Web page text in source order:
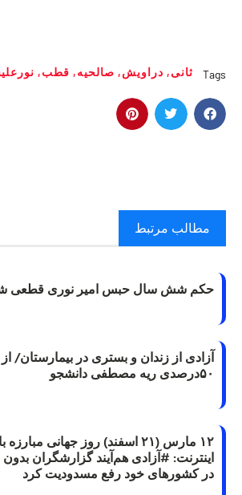
Tags ثانی, دراویش, صالحیه, قطب,
مطالب مرتبط
حکم شش سال حبس امیر نوری قطعی
آزادی از زندان و بستری در بیمارستان/ از
۵۰درصدی ریه مصطفی دانشجو
۱۲ مارس (۲۱ اسفند) روز جهانی
در کشورهای خود رفع مسدودیت کرد